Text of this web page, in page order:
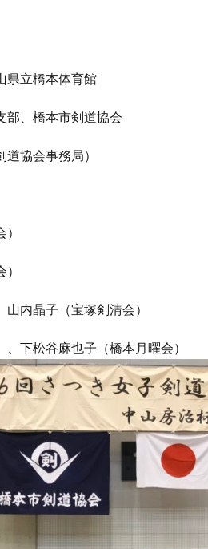
県立橋本体育館
、橋本市剣道協会
協会事務局）
内晶子（宝塚剣清会）
下松谷麻也子（橋本月曜会）